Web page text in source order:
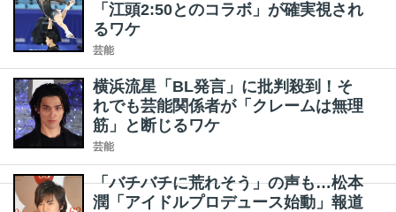
「江頭2:50とのコラボ」が確実視され
るワケ
芸能
横浜流星「BL発言」に批判殺到！そ
れでも芸能関係者が「クレームは無理
筋」と断じるワケ
芸能
「バチバチに荒れそう」の声も…松本
潤「アイドルプロデュース始動」報道